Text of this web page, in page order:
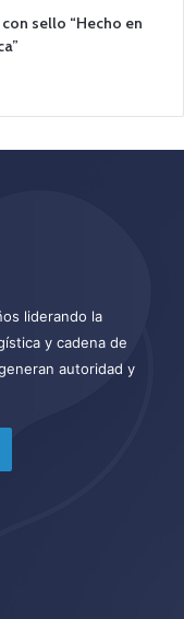
sello “Hecho en
liderando la
y cadena de
autoridad y